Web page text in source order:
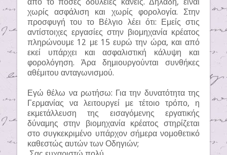
χωρίς ασφάλιση και χωρίς φορολογία. Στην
προσφυγή του το Βέλγιο λέει ότι: Εμείς στις
αντίστοιχες εργασίες στην βιομηχανία κρέατος
πληρώνουμε 12 με 15 ευρώ την ώρα, και από
εκεί υπάρχει και ασφαλιστική κάλυψη και
φορολόγηση. Άρα δημιουργούνται συνθήκες
αθέμιτου ανταγωνισμού.
Εγώ θέλω να ρωτήσω: Για την δυνατότητα της
Γερμανίας να λειτουργεί με τέτοιο τρόπο, η
εκμετάλλευση της εισαγόμενης εργατικής
δύναμης στην βιομηχανία κρέατος στηρίζεται
στο συγκεκριμένο υπάρχον σήμερα νομοθετικό
καθεστώς αυτών των Οδηγιών;